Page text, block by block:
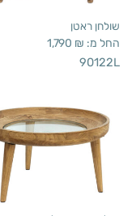
שולחן ראטן
החל מ: 1,790 ₪
90122L